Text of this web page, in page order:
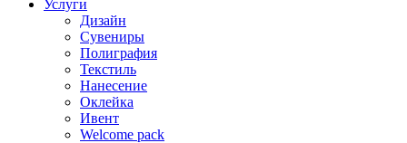
Услуги
Дизайн
Сувениры
Полиграфия
Текстиль
Нанесение
Оклейка
Ивент
Welcome pack